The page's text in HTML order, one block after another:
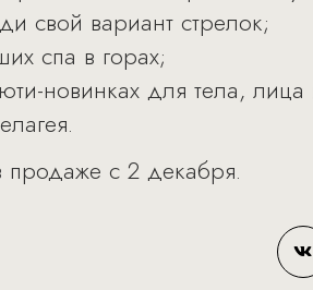
свой вариант стрелок;
спа в горах;
новинках для тела,
с 2 декабря.